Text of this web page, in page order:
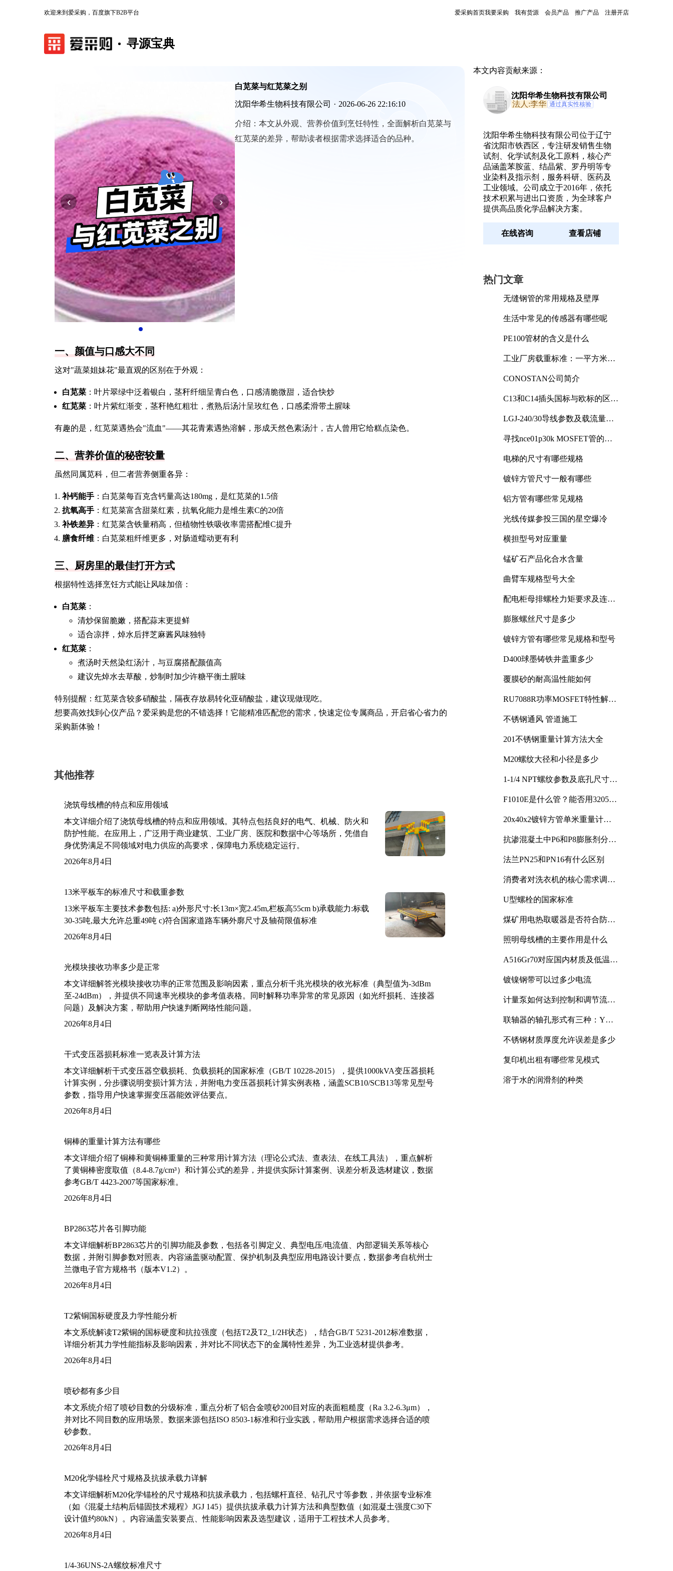
欢迎来到爱采购，百度旗下B2B平台 爱采购首页我要采购 我有货源 会员产品 推广产品 注册开店
寻源宝典
‹ ›
白苋菜与红苋菜之别
沈阳华希生物科技有限公司 · 2026-06-26 22:16:10
介绍： 本文从外观、营养价值到烹饪特性，全面解析白苋菜与
红苋菜的差异，帮助读者根据需求选择适合的品种。
一、颜值与口感大不同
这对"蔬菜姐妹花"最直观的区别在于外观：
白苋菜 ：叶片翠绿中泛着银白，茎秆纤细呈青白色，口感清脆微甜，适合快炒
红苋菜 ：叶片紫红渐变，茎秆艳红粗壮，煮熟后汤汁呈玫红色，口感柔滑带土腥味
有趣的是，红苋菜遇热会"流血"——其花青素遇热溶解，形成天然色素汤汁，古人曾用它给糕点染色。
二、营养价值的秘密较量
虽然同属苋科，但二者营养侧重各异：
补钙能手 ：白苋菜每百克含钙量高达180mg，是红苋菜的1.5倍
抗氧高手 ：红苋菜富含甜菜红素，抗氧化能力是维生素C的20倍
补铁差异 ：红苋菜含铁量稍高，但植物性铁吸收率需搭配维C提升
膳食纤维 ：白苋菜粗纤维更多，对肠道蠕动更有利
三、厨房里的最佳打开方式
根据特性选择烹饪方式能让风味加倍：
白苋菜 ：
清炒保留脆嫩，搭配蒜末更提鲜
适合凉拌，焯水后拌芝麻酱风味独特
红苋菜 ：
煮汤时天然染红汤汁，与豆腐搭配颜值高
建议先焯水去草酸，炒制时加少许糖平衡土腥味
特别提醒：红苋菜含较多硝酸盐，隔夜存放易转化亚硝酸盐，建议现做现吃。
想要高效找到心仪产品？爱采购是您的不错选择！它能精准匹配您的需求，快速定位专属商品，开启省心省力的
采购新体验！
其他推荐
浇筑母线槽的特点和应用领域
本文详细介绍了浇筑母线槽的特点和应用领域。其特点包括良好的电气、机械、防火和
防护性能。在应用上，广泛用于商业建筑、工业厂房、医院和数据中心等场所，凭借自
身优势满足不同领域对电力供应的高要求，保障电力系统稳定运行。
2026年8月4日
13米平板车的标准尺寸和载重参数
13米平板车主要技术参数包括: a)外形尺寸:长13m×宽2.45m,栏板高55cm b)承载能力:标载
30-35吨,最大允许总重49吨 c)符合国家道路车辆外廓尺寸及轴荷限值标准
2026年8月4日
光模块接收功率多少是正常
本文详细解答光模块接收功率的正常范围及影响因素，重点分析千兆光模块的收光标准（典型值为-3dBm
至-24dBm），并提供不同速率光模块的参考值表格。同时解释功率异常的常见原因（如光纤损耗、连接器
问题）及解决方案，帮助用户快速判断网络性能问题。
2026年8月4日
干式变压器损耗标准一览表及计算方法
本文详细解析干式变压器空载损耗、负载损耗的国家标准（GB/T 10228-2015），提供1000kVA变压器损耗
计算实例，分步骤说明变损计算方法，并附电力变压器损耗计算实例表格，涵盖SCB10/SCB13等常见型号
参数，指导用户快速掌握变压器能效评估要点。
2026年8月4日
铜棒的重量计算方法有哪些
本文详细介绍了铜棒和黄铜棒重量的三种常用计算方法（理论公式法、查表法、在线工具法），重点解析
了黄铜棒密度取值（8.4-8.7g/cm³）和计算公式的差异，并提供实际计算案例、误差分析及选材建议，数据
参考GB/T 4423-2007等国家标准。
2026年8月4日
BP2863芯片各引脚功能
本文详细解析BP2863芯片的引脚功能及参数，包括各引脚定义、典型电压/电流值、内部逻辑关系等核心
数据，并附引脚参数对照表。内容涵盖驱动配置、保护机制及典型应用电路设计要点，数据参考自杭州士
兰微电子官方规格书（版本V1.2）。
2026年8月4日
T2紫铜国标硬度及力学性能分析
本文系统解读T2紫铜的国标硬度和抗拉强度（包括T2及T2_1/2H状态），结合GB/T 5231-2012标准数据，
详细分析其力学性能指标及影响因素，并对比不同状态下的金属特性差异，为工业选材提供参考。
2026年8月4日
喷砂都有多少目
本文系统介绍了喷砂目数的分级标准，重点分析了铝合金喷砂200目对应的表面粗糙度（Ra 3.2-6.3μm），
并对比不同目数的应用场景。数据来源包括ISO 8503-1标准和行业实践，帮助用户根据需求选择合适的喷
砂参数。
2026年8月4日
M20化学锚栓尺寸规格及抗拔承载力详解
本文详细解析M20化学锚栓的尺寸规格和抗拔承载力，包括螺杆直径、钻孔尺寸等参数，并依据专业标准
（如《混凝土结构后锚固技术规程》JGJ 145）提供抗拔承载力计算方法和典型数值（如混凝土强度C30下
设计值约80kN）。内容涵盖安装要点、性能影响因素及选型建议，适用于工程技术人员参考。
2026年8月4日
1/4-36UNS-2A螺纹标准尺寸
本文内容贡献来源：
沈阳华希生物科技有限公司
法人:李华 通过真实性核验
沈阳华希生物科技有限公司位于辽宁
省沈阳市铁西区，专注研发销售生物
试剂、化学试剂及化工原料，核心产
品涵盖苯胺蓝、结晶紫、罗丹明等专
业染料及指示剂，服务科研、医药及
工业领域。公司成立于2016年，依托
技术积累与进出口资质，为全球客户
提供高品质化学品解决方案。
在线咨询 查看店铺
热门文章
无缝钢管的常用规格及壁厚
生活中常见的传感器有哪些呢
PE100管材的含义是什么
工业厂房载重标准：一平方米能
CONOSTAN公司简介
C13和C14插头国标与欧标的区别
LGJ-240/30导线参数及载流量解
寻找nce01p30k MOSFET管的合
电梯的尺寸有哪些规格
镀锌方管尺寸一般有哪些
铝方管有哪些常见规格
光线传媒参投三国的星空爆冷
横担型号对应重量
锰矿石产品化合水含量
曲臂车规格型号大全
配电柜母排螺栓力矩要求及连接
膨胀螺丝尺寸是多少
镀锌方管有哪些常见规格和型号
D400球墨铸铁井盖重多少
覆膜砂的耐高温性能如何
RU7088R功率MOSFET特性解析
不锈钢通风 管道施工
201不锈钢重量计算方法大全
M20螺纹大径和小径是多少
1-1/4 NPT螺纹参数及底孔尺寸详
F1010E是什么管？能否用3205或
20x40x2镀锌方管单米重量计算
抗渗混凝土中P6和P8膨胀剂分别
法兰PN25和PN16有什么区别
消费者对洗衣机的核心需求调研
U型螺栓的国家标准
煤矿用电热取暖器是否符合防爆
照明母线槽的主要作用是什么
A516Gr70对应国内材质及低温冲
镀镍钢带可以过多少电流
计量泵如何达到控制和调节流量
联轴器的轴孔形式有三种：Y
不锈钢材质厚度允许误差是多少
复印机出租有哪些常见模式
溶于水的润滑剂的种类